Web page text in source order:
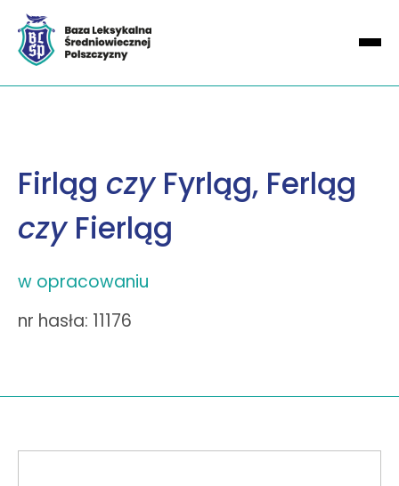
Firląg czyFyrląg, Ferląg
czyFierląg
w opracowaniu
nr hasła: 11176